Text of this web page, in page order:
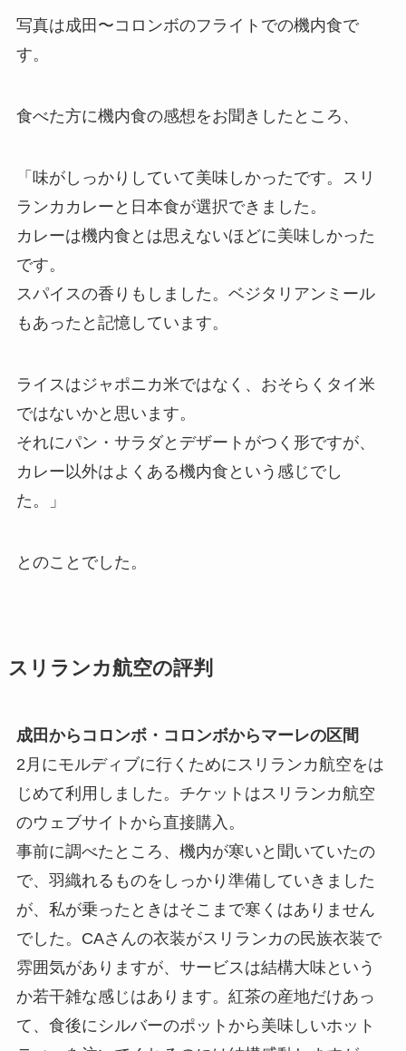
写真は成田〜コロンボのフライトでの機内食で
す。
食べた方に機内食の感想をお聞きしたところ、
「味がしっかりしていて美味しかったです。スリ
ランカカレーと日本食が選択できました。
カレーは機内食とは思えないほどに美味しかった
です。
スパイスの香りもしました。ベジタリアンミール
もあったと記憶しています。
ライスはジャポニカ米ではなく、おそらくタイ米
ではないかと思います。
それにパン・サラダとデザートがつく形ですが、
カレー以外はよくある機内食という感じでし
た。」
とのことでした。
スリランカ航空の評判
成田からコロンボ・コロンボからマーレの区間
2月にモルディブに行くためにスリランカ航空をは
じめて利用しました。チケットはスリランカ航空
のウェブサイトから直接購入。
事前に調べたところ、機内が寒いと聞いていたの
で、羽織れるものをしっかり準備していきました
が、私が乗ったときはそこまで寒くはありません
でした。CAさんの衣装がスリランカの民族衣装で
雰囲気がありますが、サービスは結構大味という
か若干雑な感じはあります。紅茶の産地だけあっ
て、食後にシルバーのポットから美味しいホット